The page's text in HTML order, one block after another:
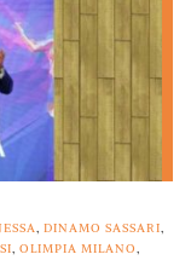
, DINAMO SASSARI,
, OLIMPIA MILANO,